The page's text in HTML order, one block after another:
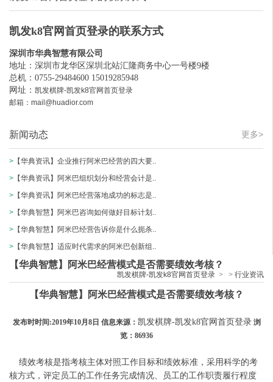
凯发k8官网首页登录的联系方式
深圳市华典智慧有限公司
地址：深圳市龙华区深圳北站汇隆商务中心一号楼9楼
总机：0755-29484600 15019285948
网址： 凯发棋牌-凯发k8官网首页登录
邮箱： mail@huadior.com
更多>
新闻动态
> 【华典资讯】企业推行阿米巴经营的四大要..
> 【华典资讯】阿米巴组织划分和经营会计是..
> 【华典资讯】阿米巴经营落地成功的标志是..
> 【华典智慧】阿米巴咨询如何做好目标计划..
> 【华典智慧】阿米巴经营告诉你是什么扼杀..
> 【华典智慧】适应时代需求的阿米巴创新组..
【华典智慧】阿米巴经营模式是否需要绩效考核？
凯发棋牌-凯发k8官网首页登录 > > 行业资讯
【华典智慧】阿米巴经营模式是否需要绩效考核？
发布时时间:2019年10月8日 信息来源： 凯发棋牌-凯发k8官网首页登录浏
览：86936
绩效考核是指考核主体对照工作目标和绩效标准，采用科学的考
核方式，评定员工的工作任务完成情况、员工的工作职责履行程度